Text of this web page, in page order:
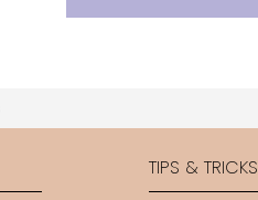
TIPS & TRICKS